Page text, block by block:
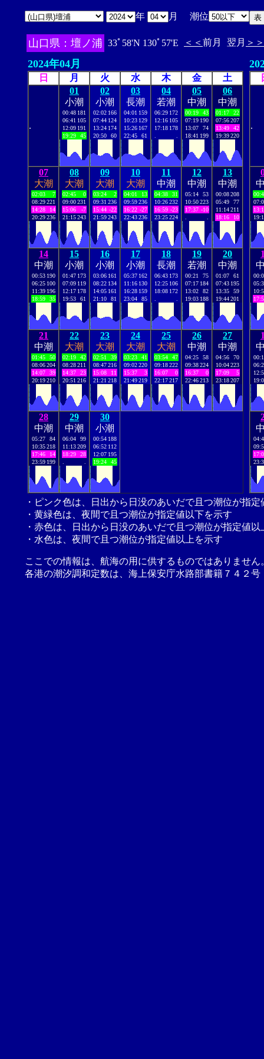
年 月 潮位
山口県：壇ノ浦 33ﾟ58'N 130ﾟ57'E ＜＜ 前月 翌月 ＞＞
2024年04月
日 月 火 水 木 金 土
.
01
小潮
00:48 181
06:41 105
12:09 191
19:29
45
02
小潮
02:02 166
07:44 124
13:24 174
20:50
60
03
長潮
04:01 159
10:23 129
15:26 167
22:45
61
04
若潮
06:29 172
12:16 105
17:18 178
05
中潮
00:19
43
07:19 190
13:07
74
18:41 199
06
中潮
01:17
22
07:56207
13:49
42
19:39220
07
大潮
02:03
7
08:29221
14:28
14
20:29236
08
大潮
02:45
0
09:00231
15:06
-7
21:15243
09
大潮
03:24
2
09:31 236
15:44 -22
21:59243
10
大潮
04:01
13
09:59236
16:22 -27
22:43236
11
中潮
04:38
31
10:26232
16:59 -23
23:25224
12
中潮
05:14
53
10:50223
17:37 -10
13
中潮
00:08208
05:49
77
11:14211
18:16
10
14
中潮
00:53 190
06:25 100
11:39 196
18:59
35
15
小潮
01:47 173
07:09 119
12:17 178
19:53
61
16
小潮
03:06 161
08:22 134
14:05 161
21:10
81
17
小潮
05:37 162
11:16 130
16:28 159
23:04
85
18
長潮
06:43 173
12:25 106
18:08 172
19
若潮
00:21
75
07:17 184
13:02
82
19:03 188
20
中潮
01:07
61
07:43 195
13:35
59
19:44201
21
中潮
01:45
50
08:06204
14:07
39
20:19210
22
大潮
02:19
42
08:28211
14:37
23
20:51 216
23
大潮
02:51
39
08:47216
15:08
11
21:21 218
24
大潮
03:23
41
09:02220
15:37
3
21:49219
25
大潮
03:54
47
09:18222
16:07
0
22:17217
26
中潮
04:25
58
09:38224
16:37
0
22:46213
27
中潮
04:56
70
10:04223
17:09
5
23:18207
28
中潮
05:27
84
10:35218
17:46
14
23:59 199
29
中潮
06:04
99
11:13209
18:29
28
30
小潮
00:54 188
06:52 112
12:07 195
19:24
45
.
・ピンク色は、日出から日没のあいだで且つ潮位が指
・黄緑色は、夜間で且つ潮位が指定値以下を示す
・赤色は、日出から日没のあいだで且つ潮位が指定値以
・水色は、夜間で且つ潮位が指定値以上を示す
ここでの情報は、航海の用に供するものではありませ
各港の潮汐調和定数は、海上保安庁水路部書籍７４２